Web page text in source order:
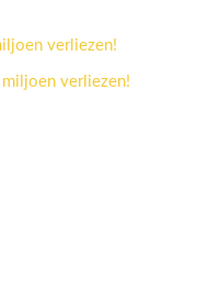
verliezen!
miljoen verliezen!